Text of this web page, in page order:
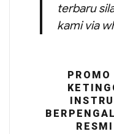
terbaru
kami via